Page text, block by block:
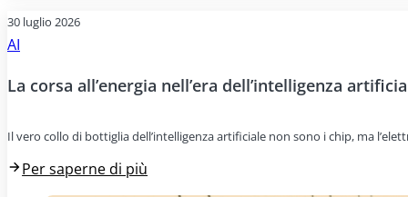
30 luglio 2026
AI
La corsa all’energia nell’era dell’intelligenza
Il vero collo di bottiglia dell’intelligenza artificiale non sono i chip, ma
Per saperne di più